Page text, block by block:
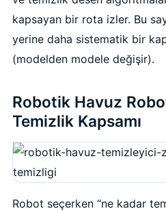
Havuz Güvenlik
Havuz Pompa
Havuz
kapsayan bir rota izler. Bu
yerine daha sistematik bir
(modelden modele değişir).
Robotik Havuz
Temizlik Kapsamı
Robot seçerken “ne kadar